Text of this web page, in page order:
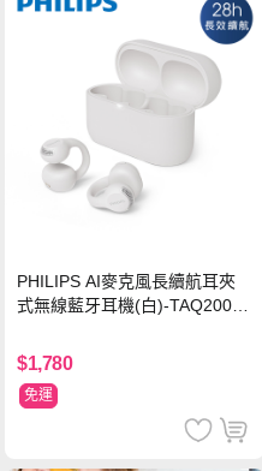
PHILIPS AI麥克風長續航耳夾
式無線藍牙耳機(白)-TAQ2000
$1,780
免運